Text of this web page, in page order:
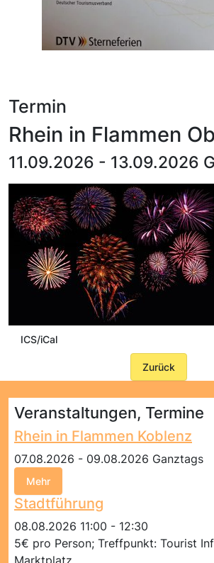
Termin
Rhein in Flammen
11.09.2026 - 13.09.2026
ICS/iCal
Zurück
Veranstaltungen, Termine
Rhein in Flammen Koblenz
07.08.2026 - 09.08.2026 Ganztags
Mehr
Stadtführung
08.08.2026 11:00 - 12:30
5€ pro Person; Treffpunkt: Tourist
Marktplatz